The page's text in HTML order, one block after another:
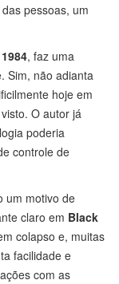
pessoas, um
1984, faz uma
Sim, não adianta
hoje em
O autor já
poderia
controle de
um motivo de
claro em Black
colapso e, muitas
facilidade e
com as